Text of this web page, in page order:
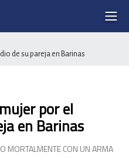
de su pareja en Barinas
por el
en Barinas
MORTALMENTE CON UN ARMA